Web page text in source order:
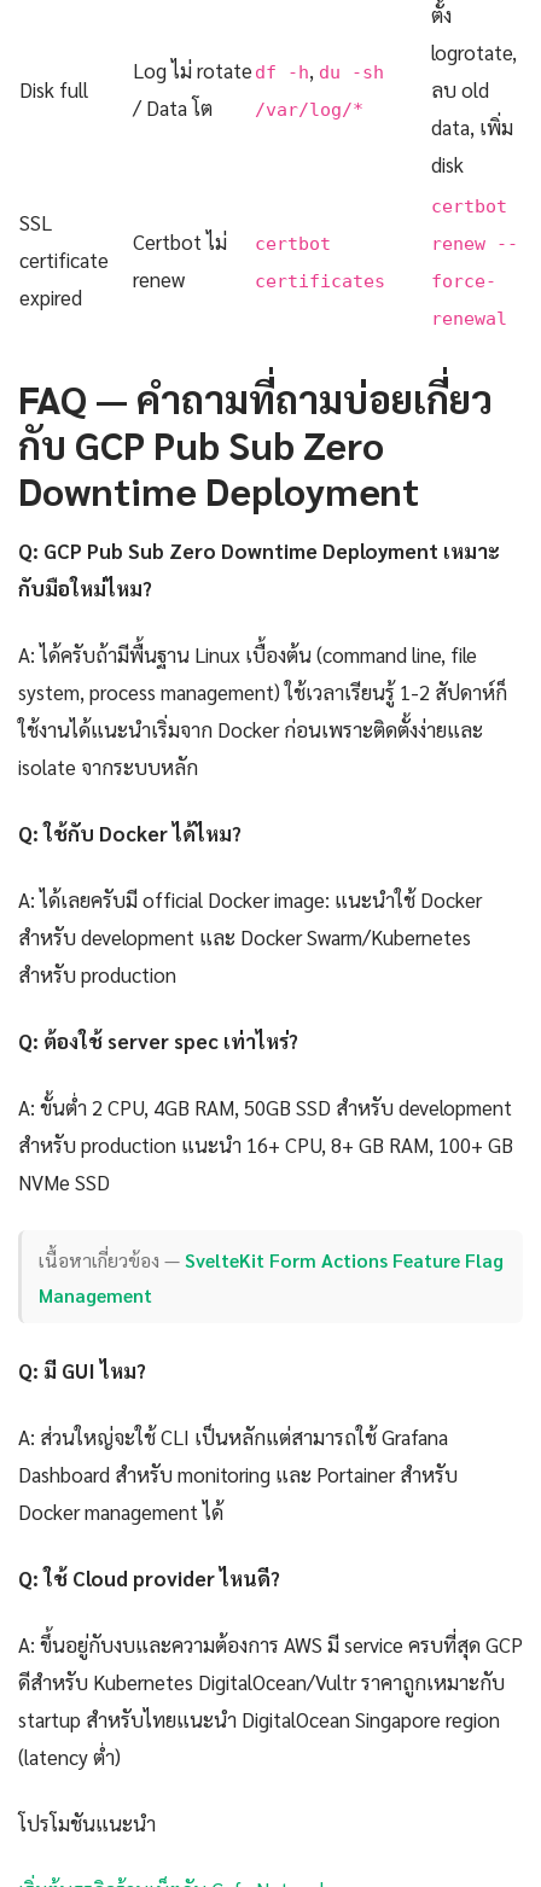
Disk full
Log ไม่ rotate
/ Data โต
df -h, du -sh
/var/log/*
ตั้ง
logrotate,
ลบ old
data, เพิ่ม
disk
SSL
certificate
expired
Certbot ไม่
renew
certbot
certificates
certbot
renew --
force-
renewal
FAQ — คำถามที่ถามบ่อยเกี่ยว
กับ GCP Pub Sub Zero
Downtime Deployment
Q: GCP Pub Sub Zero Downtime Deployment เหมาะ
กับมือใหม่ไหม?
A: ได้ครับถ้ามีพื้นฐาน Linux เบื้องต้น (command line, file
system, process management) ใช้เวลาเรียนรู้ 1-2 สัปดาห์ก็
ใช้งานได้แนะนำเริ่มจาก Docker ก่อนเพราะติดตั้งง่ายและ
isolate จากระบบหลัก
Q: ใช้กับ Docker ได้ไหม?
A: ได้เลยครับมี official Docker image: แนะนำใช้ Docker
สำหรับ development และ Docker Swarm/Kubernetes
สำหรับ production
Q: ต้องใช้ server spec เท่าไหร่?
A: ขั้นต่ำ 2 CPU, 4GB RAM, 50GB SSD สำหรับ development
สำหรับ production แนะนำ 16+ CPU, 8+ GB RAM, 100+ GB
NVMe SSD
เนื้อหาเกี่ยวข้อง —SvelteKit Form Actions Feature Flag
Management
Q: มี GUI ไหม?
A: ส่วนใหญ่จะใช้ CLI เป็นหลักแต่สามารถใช้ Grafana
Dashboard สำหรับ monitoring และ Portainer สำหรับ
Docker management ได้
Q: ใช้ Cloud provider ไหนดี?
A: ขึ้นอยู่กับงบและความต้องการ AWS มี service ครบที่สุด GCP
ดีสำหรับ Kubernetes DigitalOcean/Vultr ราคาถูกเหมาะกับ
startup สำหรับไทยแนะนำ DigitalOcean Singapore region
(latency ต่ำ)
โปรโมชันแนะนำ